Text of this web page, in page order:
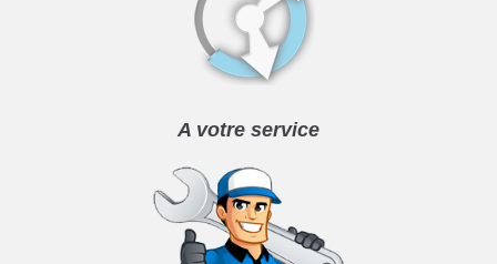
A votre service